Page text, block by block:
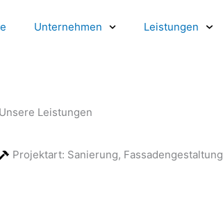
Unternehmen Leistungen
Unsere Leistungen
Projektart: Sanierung, Fassadengestaltung